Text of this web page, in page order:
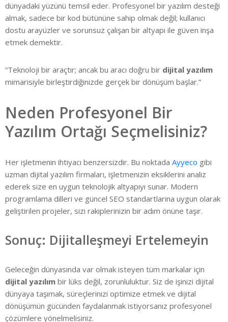
dünyadaki yüzünü temsil eder. Profesyonel bir yazılım desteği
almak, sadece bir kod bütününe sahip olmak değil; kullanıcı
dostu arayüzler ve sorunsuz çalışan bir altyapı ile güven inşa
etmek demektir.
“Teknoloji bir araçtır; ancak bu aracı doğru bir dijital yazılım
mimarisiyle birleştirdiğinizde gerçek bir dönüşüm başlar.”
Neden Profesyonel Bir
Yazılım Ortağı Seçmelisiniz?
Her işletmenin ihtiyacı benzersizdir. Bu noktada Ayyeco gibi
uzman dijital yazılım firmaları, işletmenizin eksiklerini analiz
ederek size en uygun teknolojik altyapıyı sunar. Modern
programlama dilleri ve güncel SEO standartlarına uygun olarak
geliştirilen projeler, sizi rakiplerinizin bir adım önüne taşır.
Sonuç: Dijitalleşmeyi Ertelemeyin
Geleceğin dünyasında var olmak isteyen tüm markalar için
dijital yazılım bir lüks değil, zorunluluktur. Siz de işinizi dijital
dünyaya taşımak, süreçlerinizi optimize etmek ve dijital
dönüşümün gücünden faydalanmak istiyorsanız profesyonel
çözümlere yönelmelisiniz.